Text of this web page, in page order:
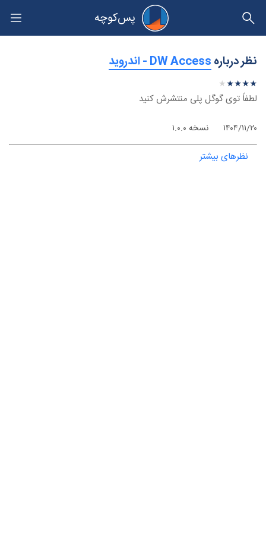
پس‌کوچه
حریم خصوصی
نظر درباره‫DW Access - اندروید
★★★★★
★
★
★
★
★
لطفاً توی گوگل پلی منتشرش کنید
۱۴۰۴/۱۱/۲۰ نسخه ۱.۰.۰
نظرهای بیشتر